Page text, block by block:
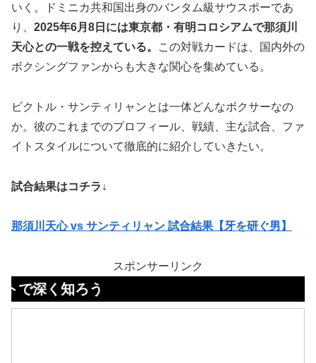
いく。ドミニカ共和国出身のバンタム級サウスポーであ
り、 2025年6月8日には東京都・有明コロシアムで那須川
天心との一戦を控えている。
この対戦カードは、国内外の
ボクシングファンからも大きな関心を集めている。
ビクトル・サンティリャンとは一体どんなボクサーなの
か。彼のこれまでのプロフィール、戦績、主な試合、ファ
イトスタイルについて徹底的に紹介していきたい。
試合結果はコチラ↓
那須川天心 vs サンティリャン 試合結果【牙を研ぐ男】
スポンサーリンク
ろう